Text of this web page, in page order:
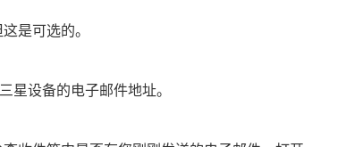
是可选的。
星设备的电子邮件地址。